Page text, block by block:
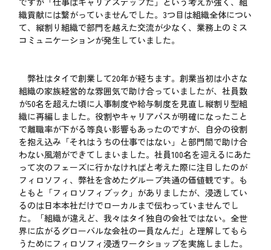
織貢献には繋がっていませんでした。3つ目は組織全体につい
て、縦割り組織で部門を越えた交流が少なく、業務上のミス
コミュニケーションが発生していました。
弊社はタイで創業して20年が経ちます。創業当初は小さな
組織の家族経営的な雰囲気で助け合っていましたが、社員数
が50名を超えた頃に人事制度や給与制度を見直し縦割り型組
織に再編しました。役割やキャリアパスが明確になったこと
で離職率が下がる等良い影響もあったのですが、自分の役割
を抱え込み「それはうちの仕事ではない」と部門間で助け合
わない風潮ができてしまいました。社員100名を迎えるにあた
って次のフェーズに行かなければと考えた際に注目したのが
フィロソフィ、弊社を含めたグループ共通の価値観です。も
ともと「フィロソフィブック」がありましたが、浸透してい
るのは日本本社だけでローカルまで伝わっていませんでし
た。「組織が違えど、我々はタイ独自の会社ではない。全世
界に広がるグローバルな会社の一員なんだ」と理解してもら
うためにフィロソフィ浸透ワークショップを実施しました。